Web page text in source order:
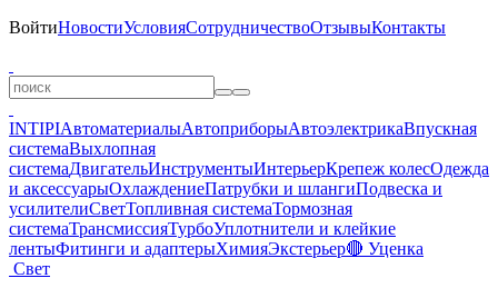
ВойтиНовостиУсловияСотрудничествоОтзывыКонтакты
INTIPIАвтоматериалыАвтоприборыАвтоэлектрикаВпускная
системаВыхлопная
системаДвигательИнструментыИнтерьерКрепеж колесОдежда
и аксессуарыОхлаждениеПатрубки и шлангиПодвеска и
усилителиСветТопливная системаТормозная
системаТрансмиссияТурбоУплотнители и клейкие
лентыФитинги и адаптерыХимияЭкстерьер🔴 Уценка
Свет